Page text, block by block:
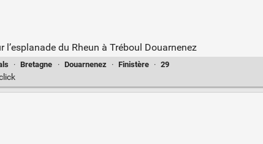
du Rheun à Tréboul Douarnenez
· Bretagne · Douarnenez · Finistère · 29